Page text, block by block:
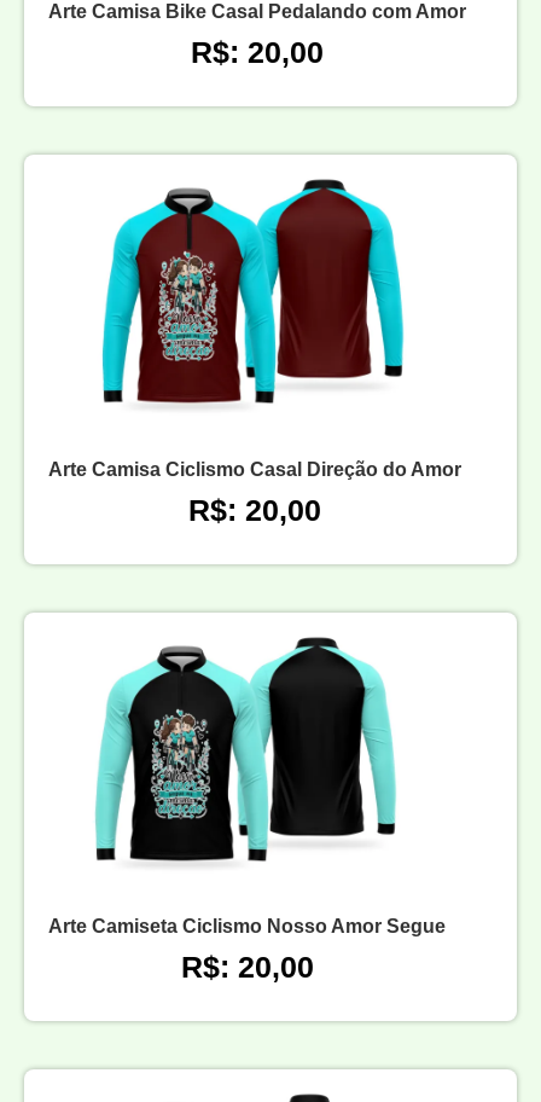
Arte Camisa Bike Casal Pedalando com Amor
R$: 20,00
Arte Camisa Ciclismo Casal Direção do Amor
R$: 20,00
Arte Camiseta Ciclismo Nosso Amor Segue
R$: 20,00